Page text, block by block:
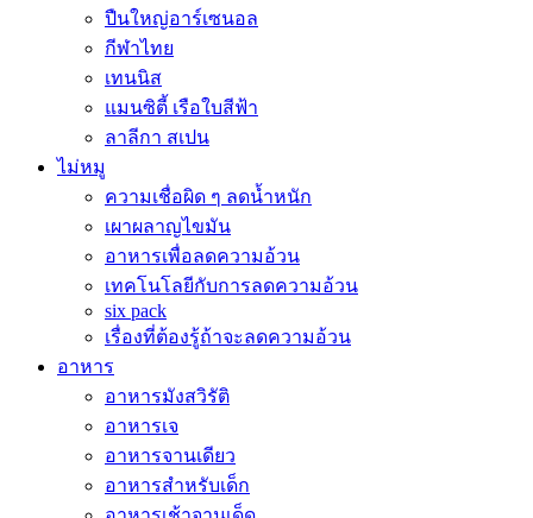
ปืนใหญ่อาร์เซนอล
กีฬาไทย
เทนนิส
แมนซิตี้ เรือใบสีฟ้า
ลาลีกา สเปน
ไม่หมู
ความเชื่อผิด ๆ ลดน้ำหนัก
เผาผลาญไขมัน
อาหารเพื่อลดความอ้วน
เทคโนโลยีกับการลดความอ้วน
six pack
เรื่องที่ต้องรู้ถ้าจะลดความอ้วน
อาหาร
อาหารมังสวิรัติ
อาหารเจ
อาหารจานเดียว
อาหารสำหรับเด็ก